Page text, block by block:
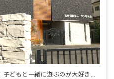
園見学のみも大歓迎！子どもと一緒に遊ぶのが大好きな方を募集しています